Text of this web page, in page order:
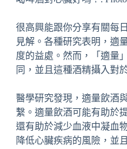
很高興能跟你分享有關每
見解。各種研究表明，適
度的益處。然而，「適量
同，並且這種酒精攝入對
醫學研究發現，適量飲酒
繫。適量飲酒可能有助於
還有助於減少血液中凝血
降低心臟疾病的風險，並